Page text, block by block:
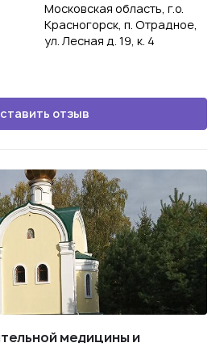
Московская область, г.о.
Красногорск, п. Отрадное,
ул. Лесная д. 19, к. 4
отзыв
медицины и